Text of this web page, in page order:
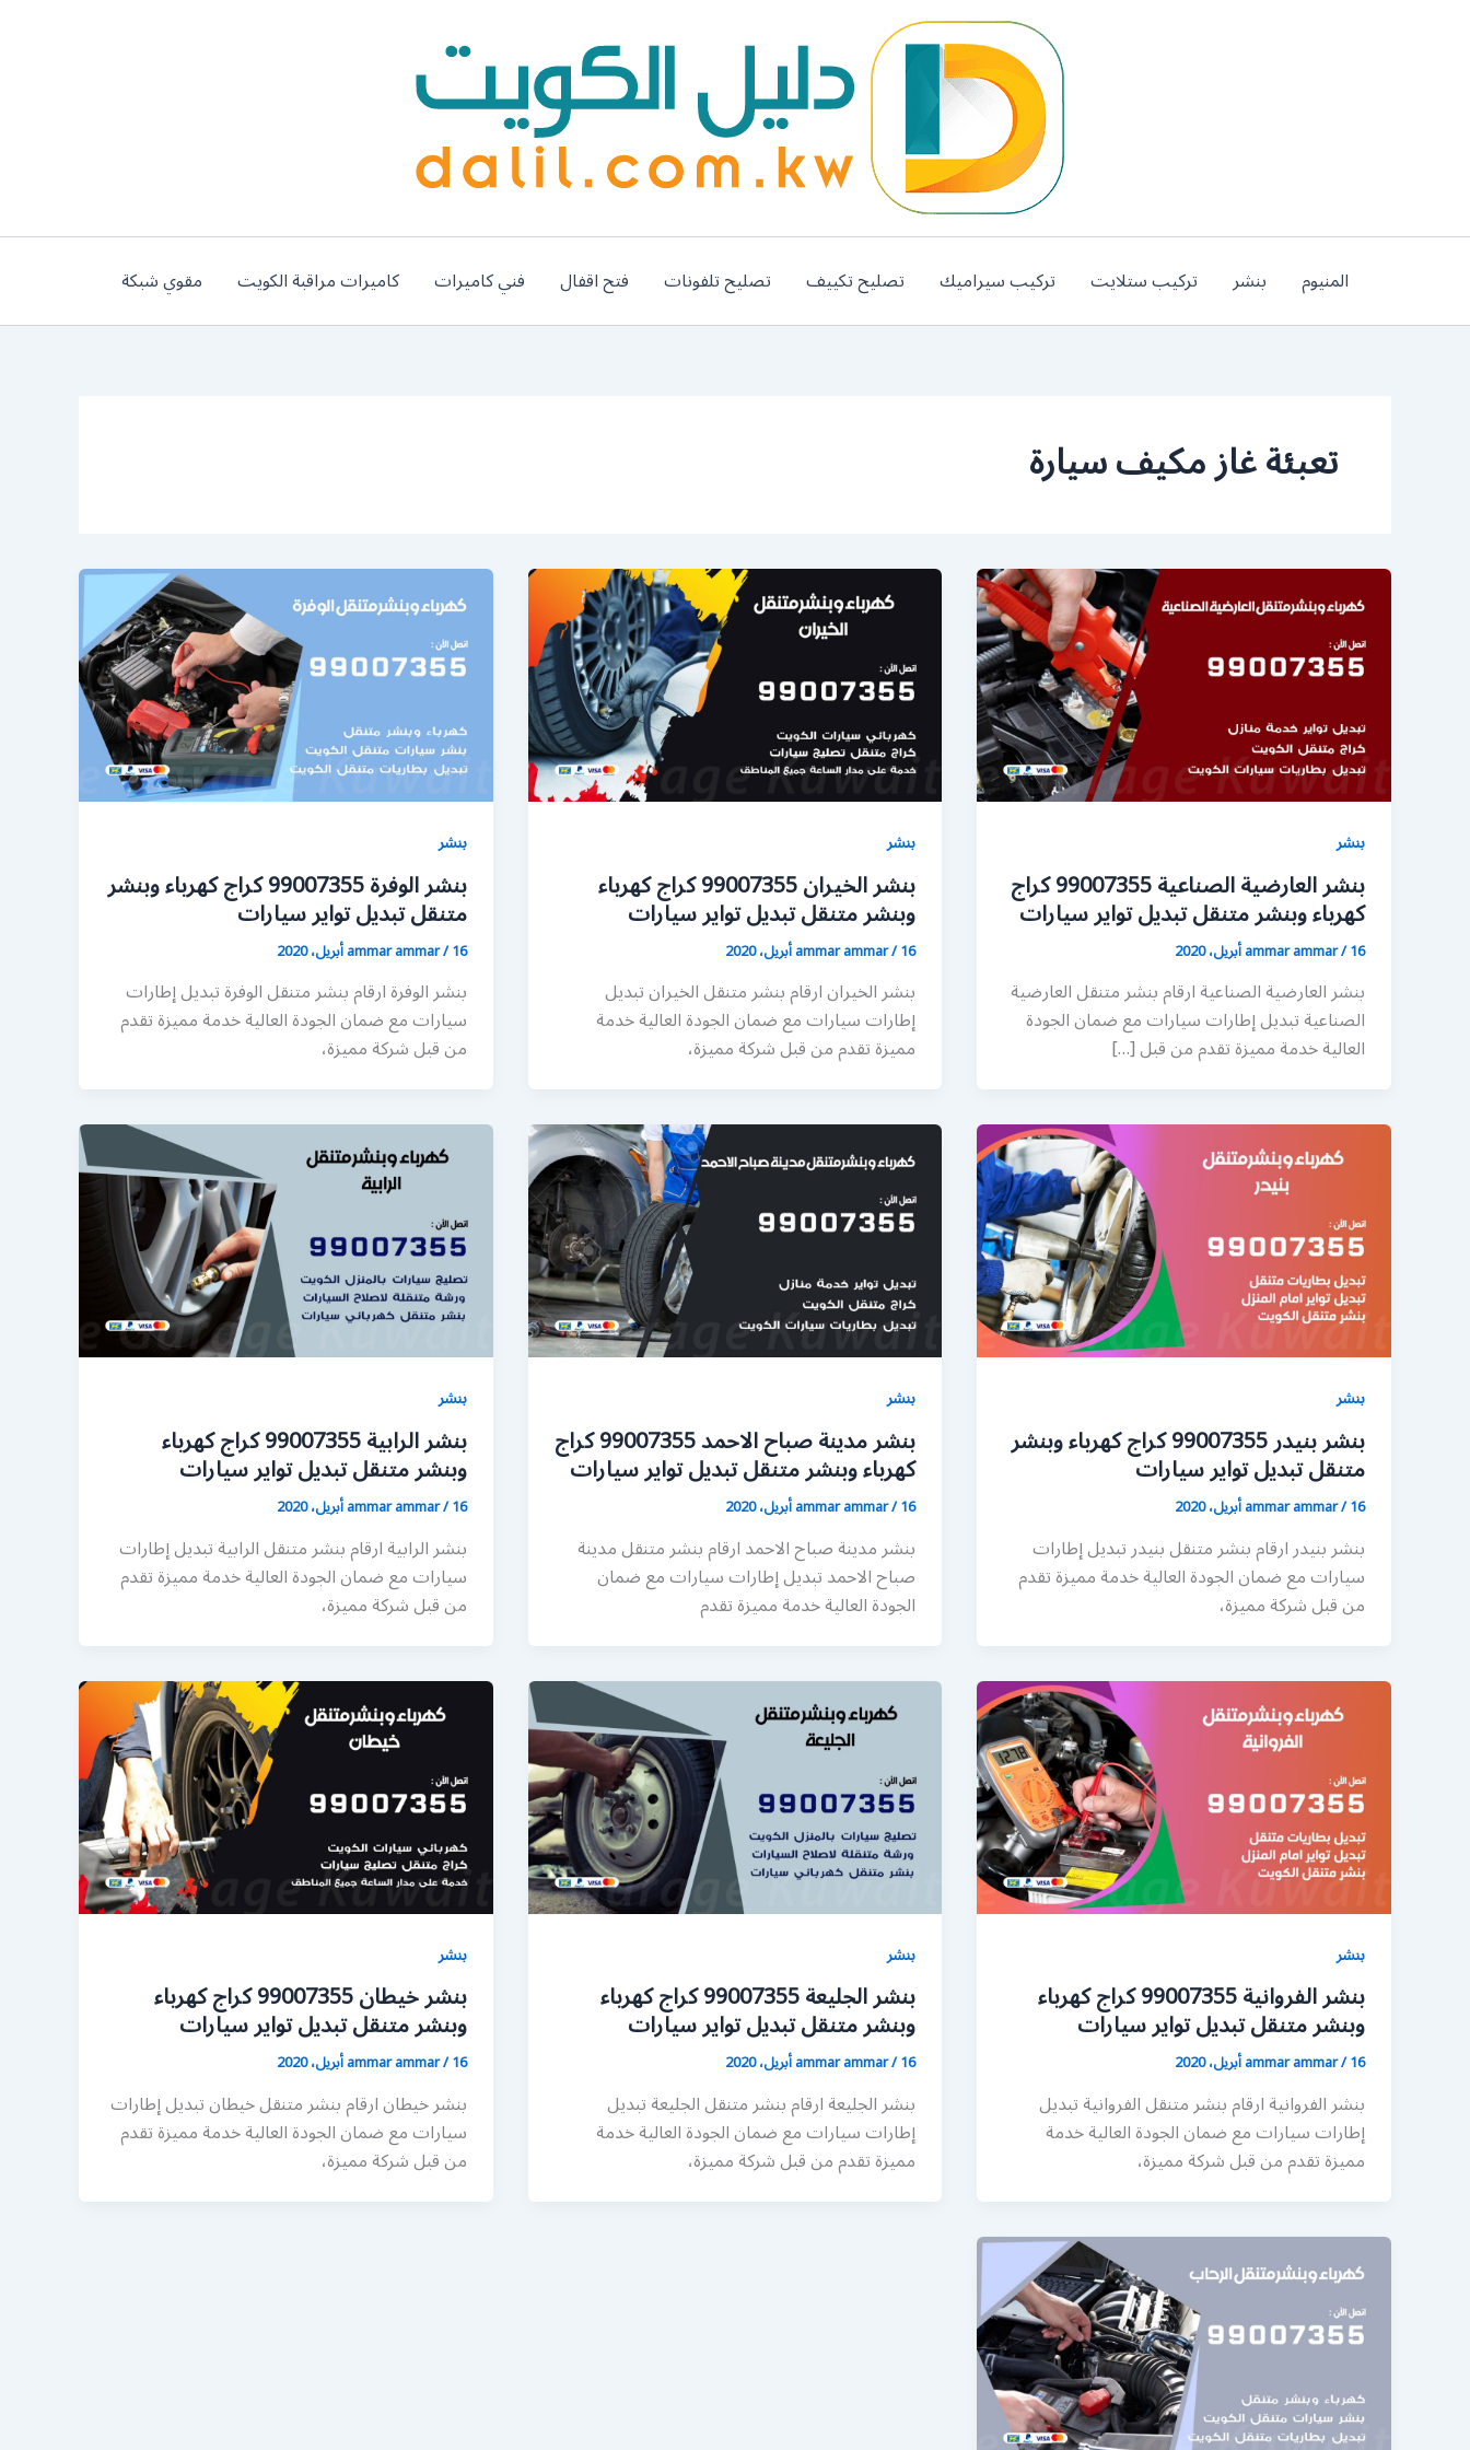
المنيوم بنشر تركيب ستلايت تركيب سيراميك تصليح تكييف تصليح تلفونات فتح اقفال فني كاميرات كاميرات مراقبة الكويت مقوي شبكة
تعبئة غاز مكيف سيارة
بنشر
بنشر العارضية الصناعية 99007355 كراج
كهرباء وبنشر متنقل تبديل تواير سيارات
ammar ammar/16 أبريل، 2020
بنشر العارضية الصناعية ارقام بنشر متنقل العارضية
الصناعية تبديل إطارات سيارات مع ضمان الجودة
العالية خدمة مميزة تقدم من قبل […]
بنشر
بنشر الخيران 99007355 كراج كهرباء
وبنشر متنقل تبديل تواير سيارات
ammar ammar/16 أبريل، 2020
بنشر الخيران ارقام بنشر متنقل الخيران تبديل
إطارات سيارات مع ضمان الجودة العالية خدمة
مميزة تقدم من قبل شركة مميزة،
بنشر
بنشر الوفرة 99007355 كراج كهرباء وبنشر
متنقل تبديل تواير سيارات
ammar ammar/16 أبريل، 2020
بنشر الوفرة ارقام بنشر متنقل الوفرة تبديل إطارات
سيارات مع ضمان الجودة العالية خدمة مميزة تقدم
من قبل شركة مميزة،
بنشر
بنشر بنيدر 99007355 كراج كهرباء وبنشر
متنقل تبديل تواير سيارات
ammar ammar/16 أبريل، 2020
بنشر بنيدر ارقام بنشر متنقل بنيدر تبديل إطارات
سيارات مع ضمان الجودة العالية خدمة مميزة تقدم
من قبل شركة مميزة،
بنشر
بنشر مدينة صباح الاحمد 99007355 كراج
كهرباء وبنشر متنقل تبديل تواير سيارات
ammar ammar/16 أبريل، 2020
بنشر مدينة صباح الاحمد ارقام بنشر متنقل مدينة
صباح الاحمد تبديل إطارات سيارات مع ضمان
الجودة العالية خدمة مميزة تقدم
بنشر
بنشر الرابية 99007355 كراج كهرباء
وبنشر متنقل تبديل تواير سيارات
ammar ammar/16 أبريل، 2020
بنشر الرابية ارقام بنشر متنقل الرابية تبديل إطارات
سيارات مع ضمان الجودة العالية خدمة مميزة تقدم
من قبل شركة مميزة،
بنشر
بنشر الفروانية 99007355 كراج كهرباء
وبنشر متنقل تبديل تواير سيارات
ammar ammar/16 أبريل، 2020
بنشر الفروانية ارقام بنشر متنقل الفروانية تبديل
إطارات سيارات مع ضمان الجودة العالية خدمة
مميزة تقدم من قبل شركة مميزة،
بنشر
بنشر الجليعة 99007355 كراج كهرباء
وبنشر متنقل تبديل تواير سيارات
ammar ammar/16 أبريل، 2020
بنشر الجليعة ارقام بنشر متنقل الجليعة تبديل
إطارات سيارات مع ضمان الجودة العالية خدمة
مميزة تقدم من قبل شركة مميزة،
بنشر
بنشر خيطان 99007355 كراج كهرباء
وبنشر متنقل تبديل تواير سيارات
ammar ammar/16 أبريل، 2020
بنشر خيطان ارقام بنشر متنقل خيطان تبديل إطارات
سيارات مع ضمان الجودة العالية خدمة مميزة تقدم
من قبل شركة مميزة،